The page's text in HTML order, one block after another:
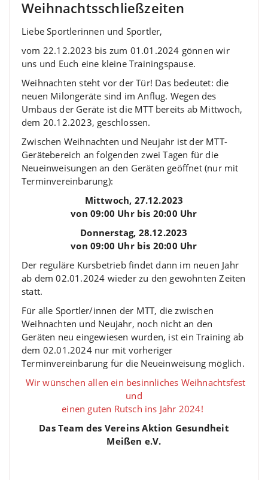
Weihnachtsschließzeiten
Liebe Sportlerinnen und Sportler,
vom 22.12.2023 bis zum 01.01.2024 gönnen wir
uns und Euch eine kleine Trainingspause.
Weihnachten steht vor der Tür! Das bedeutet: die
neuen Milongeräte sind im Anflug. Wegen des
Umbaus der Geräte ist die MTT bereits ab Mittwoch,
dem 20.12.2023, geschlossen.
Zwischen Weihnachten und Neujahr ist der MTT-
Gerätebereich an folgenden zwei Tagen für die
Neueinweisungen an den Geräten geöffnet (nur mit
Terminvereinbarung):
Mittwoch, 27.12.2023
von 09:00 Uhr bis 20:00 Uhr
Donnerstag, 28.12.2023
von 09:00 Uhr bis 20:00 Uhr
Der reguläre Kursbetrieb findet dann im neuen Jahr
ab dem 02.01.2024 wieder zu den gewohnten Zeiten
statt.
Für alle Sportler/innen der MTT, die zwischen
Weihnachten und Neujahr, noch nicht an den
Geräten neu eingewiesen wurden, ist ein Training ab
dem 02.01.2024 nur mit vorheriger
Terminvereinbarung für die Neueinweisung möglich.
Wir wünschen allen ein besinnliches Weihnachtsfest
und
einen guten Rutsch ins Jahr 2024!
Das Team des Vereins Aktion Gesundheit
Meißen e.V.